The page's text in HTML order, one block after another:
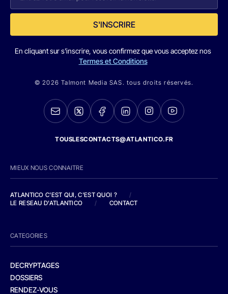
S'INSCRIRE
En cliquant sur s'inscrire, vous confirmez que vous acceptez nos
Termes et Conditions
© 2026 Talmont Media SAS. tous droits réservés.
TOUSLESCONTACTS@ATLANTICO.FR
MIEUX NOUS CONNAITRE
ATLANTICO C'EST QUI, C'EST QUOI ?
/
LE RESEAU D'ATLANTICO
/ CONTACT
CATEGORIES
DECRYPTAGES
DOSSIERS
RENDEZ-VOUS